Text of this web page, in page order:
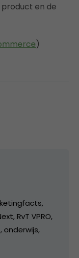
en de
)
RvT VPRO,
onderwijs,